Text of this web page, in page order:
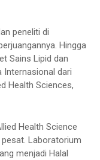
peneliti di
Hingga
Sains Lipid dan
Internasional dari
Health Sciences,
Health Science
pesat. Laboratorium
menjadi Halal